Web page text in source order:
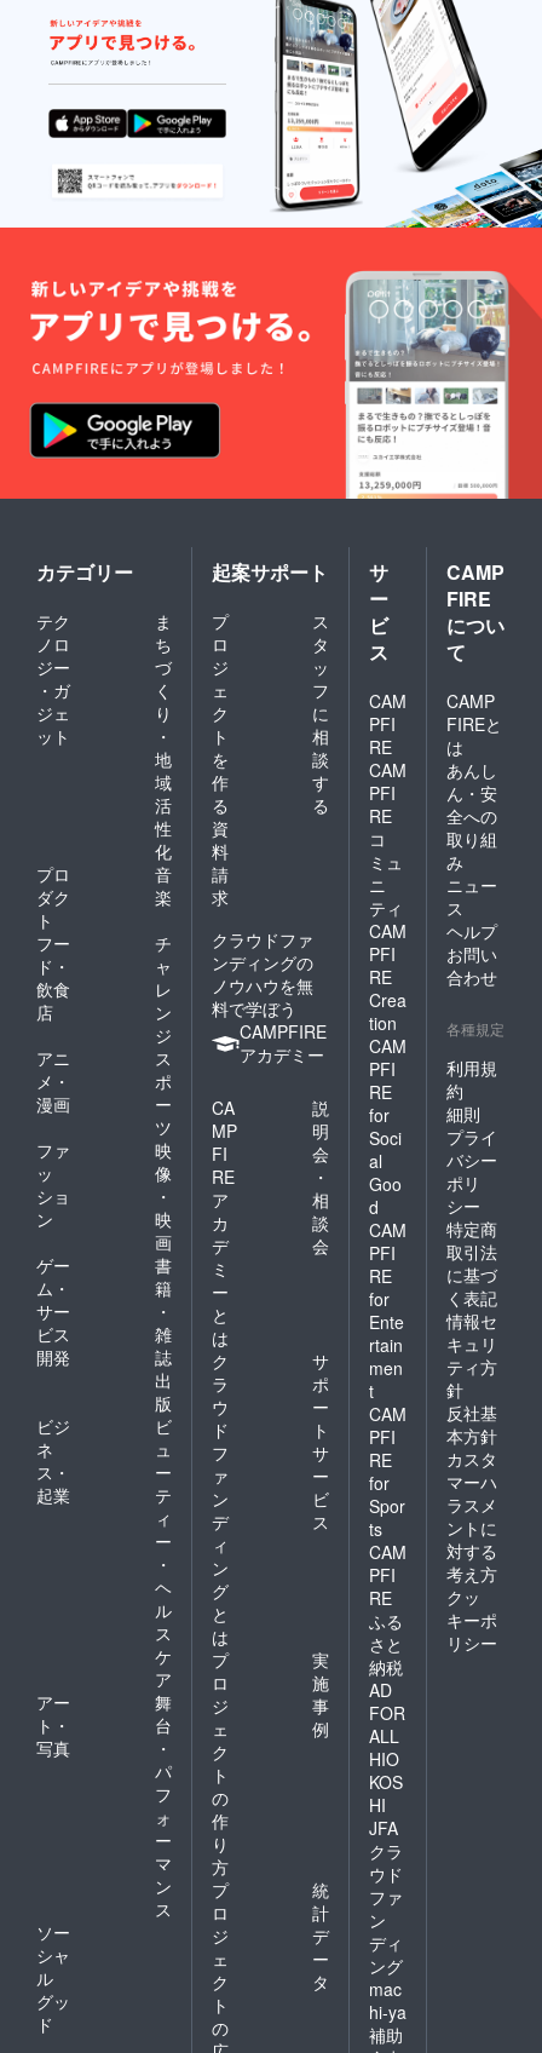
カテゴリー
テク
ノロ
ジー
・ガ
ジェ
ット
ま
ち
づ
く
り
・
地
域
活
性
化
プロ
ダク
ト
音
楽
フー
ド・
飲食
店
チ
ャ
レ
ン
ジ
アニ
メ・
漫画
ス
ポ
ー
ツ
ファ
ッ
ショ
ン
映
像
・
映
画
ゲー
ム・
サー
ビス
開発
書
籍
・
雑
誌
出
版
ビジ
ネ
ス・
起業
ビ
ュ
ー
テ
ィ
ー
・
ヘ
ル
ス
ケ
ア
アー
ト・
写真
舞
台
・
パ
フ
ォ
ー
マ
ン
ス
ソー
シャ
ル
グッ
ド
起案サポート
プ
ロ
ジ
ェ
ク
ト
を
作
る
ス
タ
ッ
フ
に
相
談
す
る
資
料
請
求
クラウドファ
ンディングの
ノウハウを無
料で学ぼう
CAMPFIRE
アカデミー
CA
MP
FI
RE
ア
カ
デ
ミ
ー
と
は
説
明
会
・
相
談
会
ク
ラ
ウ
ド
フ
ァ
ン
デ
ィ
ン
グ
と
は
サ
ポ
ー
ト
サ
ー
ビ
ス
プ
ロ
ジ
ェ
ク
ト
の
作
り
方
実
施
事
例
プ
ロ
ジ
ェ
ク
ト
の
統
計
デ
ー
タ
サ
ー
ビ
ス
CAM
PFI
RE
CAM
PFI
RE
コ
ミュ
ニ
ティ
CAM
PFI
RE
Crea
tion
CAM
PFI
RE
for
Soci
al
Goo
d
CAM
PFI
RE
for
Ente
rtain
men
t
CAM
PFI
RE
for
Spor
ts
CAM
PFI
RE
ふる
さと
納税
AD
FOR
ALL
HIO
KOS
HI
JFA
クラ
ウド
ファ
ン
ディ
ング
mac
hi-ya
補助
CAMP
FIRE
につい
て
CAMP
FIREと
は
あんし
ん・安
全への
取り組
み
ニュー
ス
ヘルプ
お問い
合わせ
各種規定
利用規
約
細則
プライ
バシー
ポリ
シー
特定商
取引法
に基づ
く表記
情報セ
キュリ
ティ方
針
反社基
本方針
カスタ
マーハ
ラスメ
ントに
対する
考え方
クッ
キーポ
リシー